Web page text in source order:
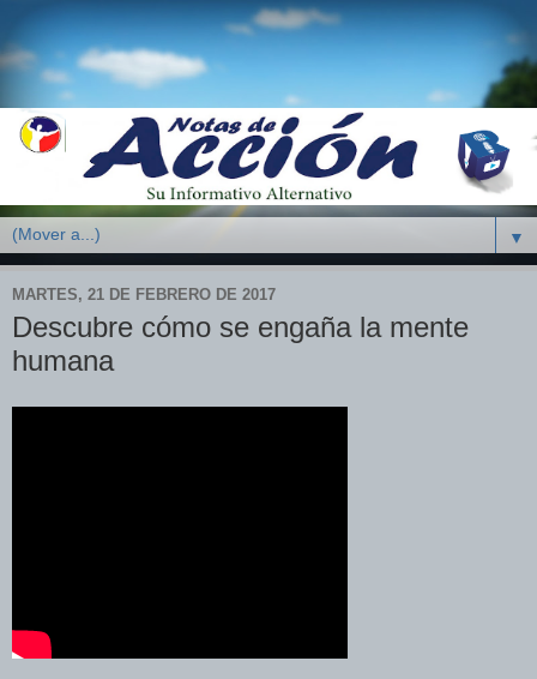
▼
MARTES, 21 DE FEBRERO DE 2017
Descubre cómo se engaña la mente
humana